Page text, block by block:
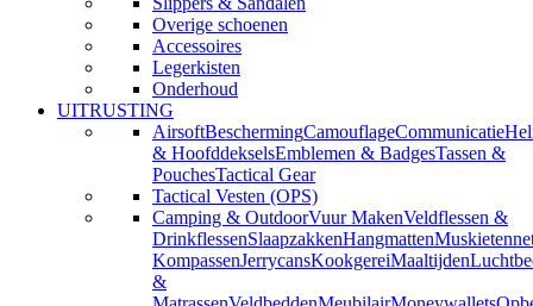
Overige schoenen
Accessoires
Legerkisten
Onderhoud
UITRUSTING
AirsoftBeschermingCamouflageCommunicatie
& HoofddekselsEmblemen & BadgesTassen &
PouchesTactical Gear
Tactical Vesten (OPS)
Camping & OutdoorVuur MakenVeldflessen &
DrinkflessenSlaapzakkenHangmatten
KompassenJerrycansKookgereiMaaltijden
&